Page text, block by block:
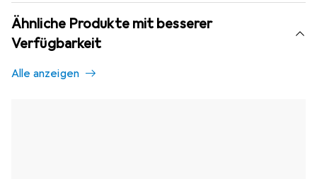
Ähnliche Produkte mit besserer
Verfügbarkeit
Alle anzeigen